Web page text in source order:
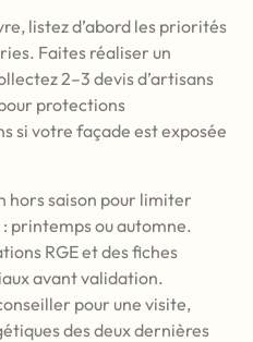
listez d’abord les priorités
Faites réaliser un
2–3 devis d’artisans
protections
si votre façade est exposée
hors saison pour limiter
printemps ou automne.
RGE et des fiches
avant validation.
pour une visite,
des deux dernières